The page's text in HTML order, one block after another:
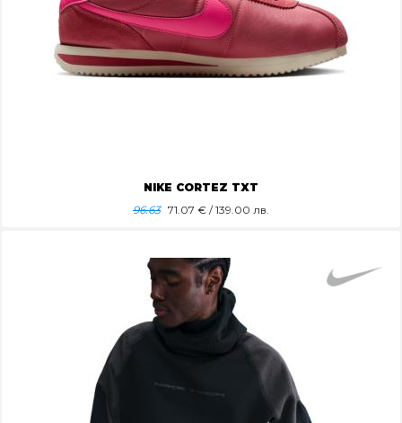
NIKE CORTEZ TXT
96.63 71.07 € / 139.00 лв.